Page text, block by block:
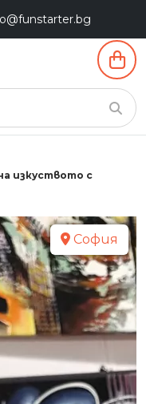
изкуството с
София